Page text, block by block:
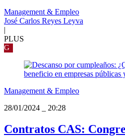
Management & Empleo
José Carlos Reyes Leyva
PLUS
G
Management & Empleo
28/01/2024
20:28
Contratos CAS: